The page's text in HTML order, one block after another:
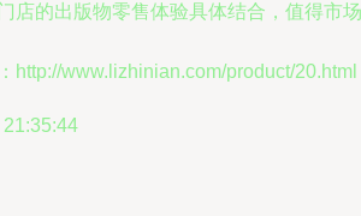
店的出版物零售体验具体结合，值得市场
http://www.lizhinian.com/product/20.html